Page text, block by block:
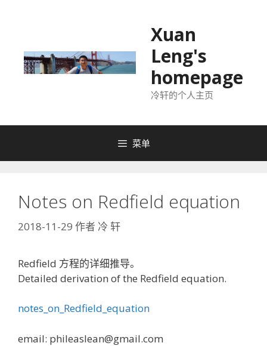
Xuan
Leng's
homepage
冷轩的个人主页
菜单
Notes on Redfield equation
2018-11-29 作者 冷 轩
Redfield 方程的详细推导。
Detailed derivation of the Redfield equation.
notes_on_Redfield_equation
email: phileaslean@gmail.com